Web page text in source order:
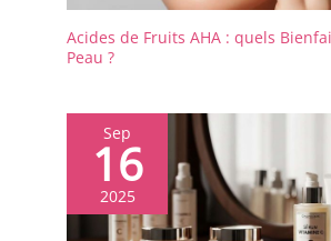
Acides de Fruits AHA : quels
Peau ?
Sep
16
2025